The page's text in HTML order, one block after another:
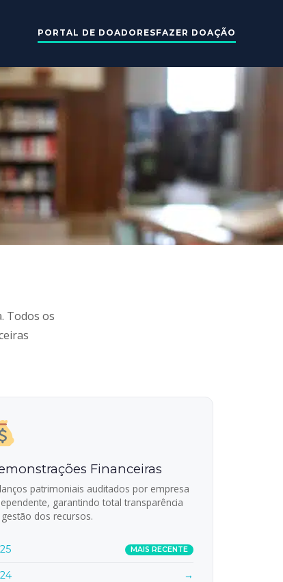
PORTAL DE DOADORESFAZER DOAÇÃO
Todos os
Financeiras
patrimoniais auditados por empresa
garantindo total transparência
dos recursos.
MAIS RECENTE
→